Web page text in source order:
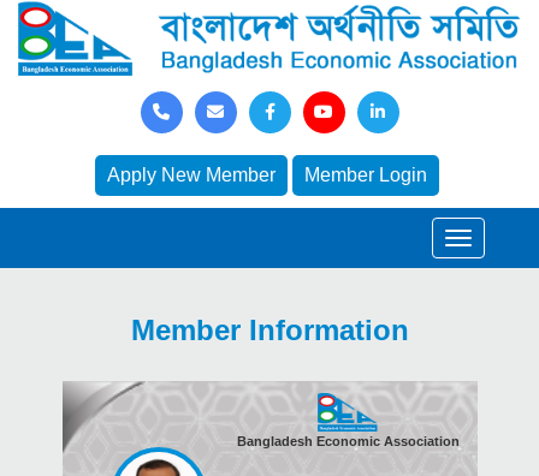
Apply New Member Member Login
Member Information
Bangladesh Economic Association